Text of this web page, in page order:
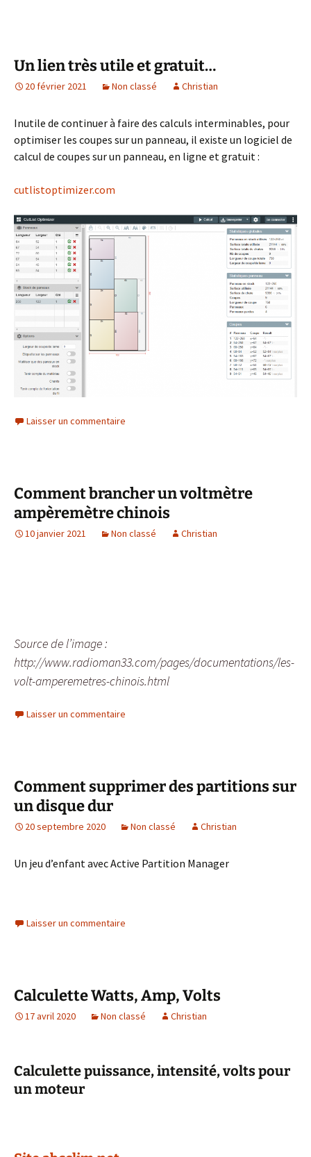
Un lien très utile et gratuit…
20 février 2021 Non classé Christian
Inutile de continuer à faire des calculs interminables, pour
optimiser les coupes sur un panneau, il existe un logiciel de
calcul de coupes sur un panneau, en ligne et gratuit :
cutlistoptimizer.com
Laisser un commentaire
Comment brancher un voltmètre
ampèremètre chinois
10 janvier 2021 Non classé Christian
Source de l’image :
http://www.radioman33.com/pages/documentations/les-
volt-amperemetres-chinois.html
Laisser un commentaire
Comment supprimer des partitions sur
un disque dur
20 septembre 2020 Non classé Christian
Un jeu d’enfant avec Active Partition Manager
Laisser un commentaire
Calculette Watts, Amp, Volts
17 avril 2020 Non classé Christian
Calculette puissance, intensité, volts pour
un moteur